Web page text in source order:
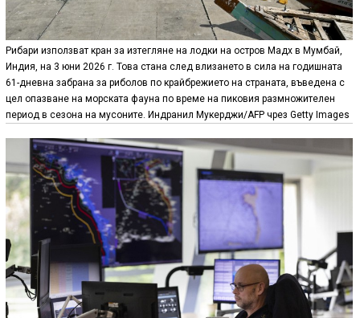
Рибари използват кран за изтегляне на лодки на остров Мадх в Мумбай,
Индия, на 3 юни 2026 г. Това стана след влизането в сила на годишната
61-дневна забрана за риболов по крайбрежието на страната, въведена с
цел опазване на морската фауна по време на пиковия размножителен
период в сезона на мусоните. Индранил Мукерджи/AFP чрез Getty Images